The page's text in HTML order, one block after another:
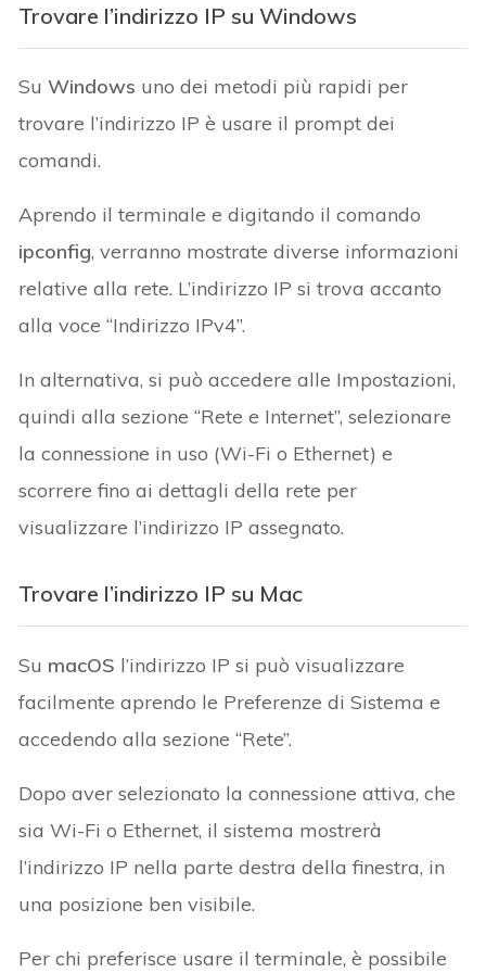
Trovare l’indirizzo IP su Windows
SuWindows uno dei metodi più rapidi per
trovare l’indirizzo IP è usare il prompt dei
comandi.
Aprendo il terminale e digitando il comando
ipconfig, verranno mostrate diverse informazioni
relative alla rete. L’indirizzo IP si trova accanto
alla voce “Indirizzo IPv4”.
In alternativa, si può accedere alle Impostazioni,
quindi alla sezione “Rete e Internet”, selezionare
la connessione in uso (Wi-Fi o Ethernet) e
scorrere fino ai dettagli della rete per
visualizzare l’indirizzo IP assegnato.
Trovare l’indirizzo IP su Mac
Su macOS l’indirizzo IP si può visualizzare
facilmente aprendo le Preferenze di Sistema e
accedendo alla sezione “Rete”.
Dopo aver selezionato la connessione attiva, che
sia Wi-Fi o Ethernet, il sistema mostrerà
l’indirizzo IP nella parte destra della finestra, in
una posizione ben visibile.
Per chi preferisce usare il terminale, è possibile